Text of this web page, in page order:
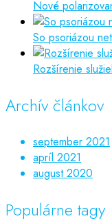
Nové
So psoriázou
Rozšírenie
Archív článkov
september 2021
apríl 2021
august 2020
Populárne tagy